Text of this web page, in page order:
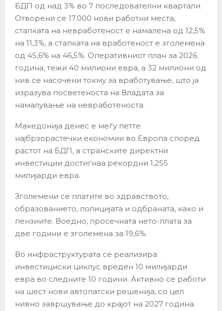
БДП од над 3% во 7 последователни квартали.
Отворени се 17.000 нови работни места,
стапката на невработеност е намалена од 12,5%
на 11,3%, а стапката на вработеност е зголемена
од 45,6% на 46,5%. Оперативниот план за 2026
година, тежи 40 милиони евра, а 32 милиони од
нив се насочени токму за вработување, што ја
изразува посветеноста на Владата за
намалување на невработеноста.
Македонија денес е меѓу петте
најбрзорастечки економии во Европа според
растот на БДП, а странските директни
инвестиции достигнаа рекордни 1,255
милијарди евра.
Зголемени се платите во здравството,
образованието, полицијата и одбраната, како и
пензиите. Воедно, просечната нето-плата за
две години е зголемена за 19,6%.
Во инфраструктурата се реализира
инвестициски циклус вреден 10 милијарди
евра во следните 10 години. Активно се работи
на шест нови автопатски решенија, со цел
нивно завршување до крајот на 2027 година.